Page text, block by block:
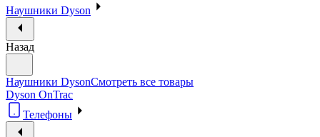
Наушники Dyson
Назад
Наушники DysonСмотреть все товары
Dyson OnTrac
Телефоны